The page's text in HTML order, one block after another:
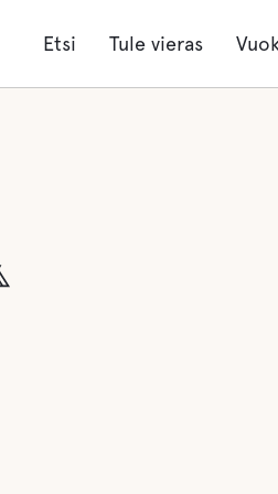
Etsi Tule vieras